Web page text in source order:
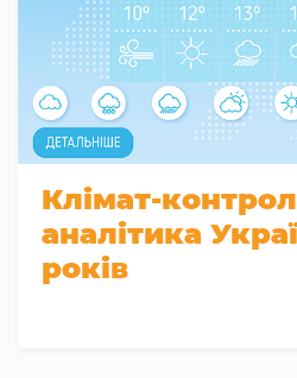
Клімат-
аналітика
років